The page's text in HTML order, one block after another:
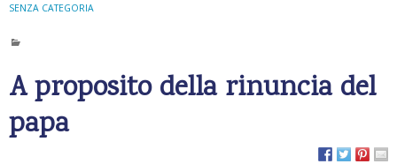
SENZA CATEGORIA
A proposito della rinuncia del
papa